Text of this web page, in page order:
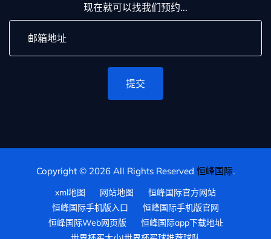
现在就可以找我们预约...
提交
Copyright © 2026 All Rights Reserved 恒峰国际.
xml地图 网站地图
恒峰国际官方网站
恒峰国际手机版入口
恒峰国际手机版官网
恒峰国际Web网页版
恒峰国际app下载地址